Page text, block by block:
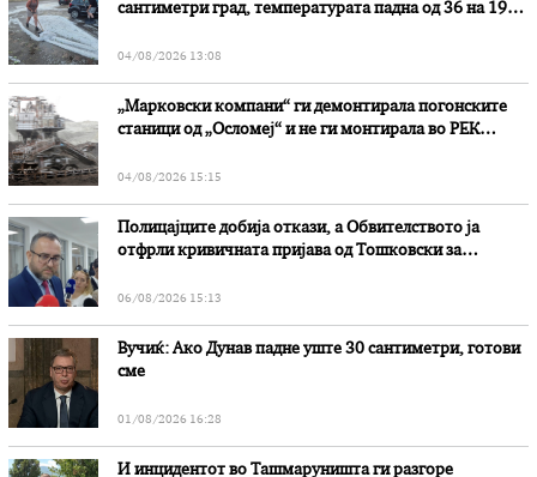
сантиметри град, температурата падна од 36 на 19
04/08/2026 13:08
„Марковски компани“ ги демонтирала погонските
станици од „Осломеј“ и не ги монтирала во РЕК
04/08/2026 15:15
Полицајците добија откази, а Обвителството ја
отфрли кривичната пријава од Тошковски за
06/08/2026 15:13
Вучиќ: Ако Дунав падне уште 30 сантиметри, готови
сме
01/08/2026 16:28
И инцидентот во Ташмаруништa ги разгоре